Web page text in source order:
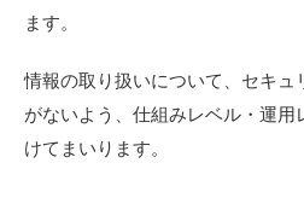
ます。
情報の取り扱いについて、セキュ
がないよう、仕組みレベル・運
けてまいります。